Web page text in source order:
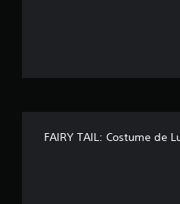
FAIRY TAIL: Costume de